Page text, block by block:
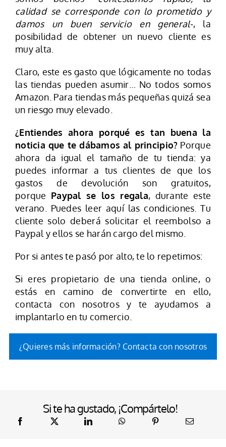
calidad se corresponde con lo prometido y
damos un buen servicio en general-, la
posibilidad de obtener un nuevo cliente es
muy alta.
Claro, este es gasto que lógicamente no todas
las tiendas pueden asumir… No todos somos
Amazon. Para tiendas más pequeñas quizá sea
un riesgo muy elevado.
¿Entiendes ahora porqué es tan buena la
noticia que te dábamos al principio? Porque
ahora da igual el tamaño de tu tienda: ya
puedes informar a tus clientes de que los
gastos de devolución son gratuitos,
porque Paypal se los regala, durante este
verano. Puedes leer aquí las condiciones. Tu
cliente solo deberá solicitar el reembolso a
Paypal y ellos se harán cargo del mismo.
Por si antes te pasó por alto, te lo repetimos:
Si eres propietario de una tienda online, o
estás en camino de convertirte en ello,
contacta con nosotros y te ayudamos a
implantarlo en tu comercio.
¿Quieres más información? Contacta con nosotros
Si te ha gustado, ¡Compártelo!